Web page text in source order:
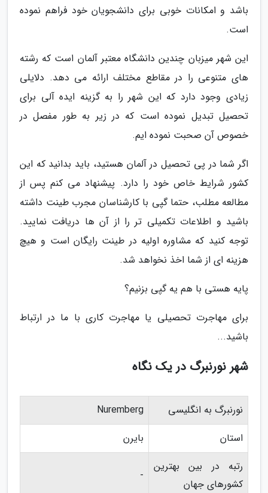
باشد و امکانات خوبی برای دانشجویان خود فراهم نموده
است.
این شهر میزبان چندین دانشگاه معتبر آلمان است که رشته
های متنوعی را در مقاطع مختلف ارائه می دهد. دلایلی
زیادی وجود دارد که این شهر را به گزینه ایده آلی برای
تحصیل تبدیل نموده است که در زیر به طور مفصل در
خصوص آن صحبت نموده ایم.
اگر شما در پی تحصیل در آلمان هستید، باید بدانید که این
کشور شرایط خاص خود را دارد. پیشنهاد می کنم پس از
مطالعه مطلب، حتما گپی با کارشناسان مجرب طینت داشته
باشید و اطلاعات تکمیلی تر را از آن ها دریافت نمایید.
توجه کنید که مشاوره اولیه در طینت رایگان است و هیچ
هزینه ای از شما اخذ نخواهد شد.
پایه هستی با هم یه گپی بزنیم؟
برای مهاجرت تحصیلی یا مهاجرت کاری با ما در ارتباط
باشید...
شهر نورنبرگ در یک نگاه
نورنبرگ به انگلیسی
Nuremberg
استان
بایرن
رتبه در بین بهترین
کشورهای جهان
-